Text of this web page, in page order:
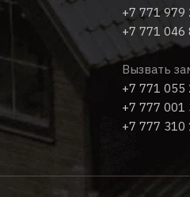
+7 771 979
+7 771 046
Вызвать
+7 771 055
+7 777 001
+7 777 310